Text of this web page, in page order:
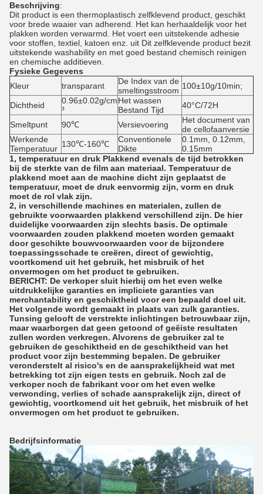
Beschrijving:
Dit product is een thermoplastisch zelfklevend product, geschikt
voor brede waaier van adherend. Het kan herhaaldelijk voor het
plakken worden verwarmd. Het voert een uitstekende adhesie
voor stoffen, textiel, katoen enz. uit Dit zelfklevende product bezit
uitstekende washability en met goed bestand chemisch reinigen
en chemische additieven.
Fysieke Gegevens
Kleur
transparant
De Index van de
smeltingsstroom 100±10g/10min;
Dichtheid
0.96±0.02g/cm
³
Het wassen
Bestand Tijd
40°C/72H
Smeltpunt 90℃ Versievoering
Het document van
de cellofaanversie
Werkende
Temperatuur 130℃-160℃
Conventionele
Dikte
0.1mm, 0.12mm,
0.15mm
1, temperatuur en druk Plakkend evenals de tijd betrokken
bij de sterkte van de film aan materiaal. Temperatuur de
plakkend moet aan de machine dicht zijn geplaatst de
temperatuur, moet de druk eenvormig zijn, vorm en druk
moet de rol vlak zijn.
2, in verschillende machines en materialen, zullen de
gebruikte voorwaarden plakkend verschillend zijn. De hier
duidelijke voorwaarden zijn slechts basis. De optimale
voorwaarden zouden plakkend moeten worden gemaakt
door geschikte bouwvoorwaarden voor de bijzondere
toepassingsschade te creëren, direct of gewichtig,
voortkomend uit het gebruik, het misbruik of het
onvermogen om het product te gebruiken.
BERICHT: De verkoper sluit hierbij om het even welke
uitdrukkelijke garanties en impliciete garanties van
merchantability en geschiktheid voor een bepaald doel uit.
Het volgende wordt gemaakt in plaats van zulk garanties.
Tunsing gelooft de verstrekte inlichtingen betrouwbaar zijn,
maar waarborgen dat geen getoond of geëiste resultaten
zullen worden verkregen. Alvorens de gebruiker zal te
gebruiken de geschiktheid en de geschiktheid van het
product voor zijn bestemming bepalen. De gebruiker
veronderstelt al risico's en de aansprakelijkheid wat met
betrekking tot zijn eigen tests en gebruik. Noch zal de
verkoper noch de fabrikant voor om het even welke
verwonding, verlies of schade aansprakelijk zijn, direct of
gewichtig, voortkomend uit het gebruik, het misbruik of het
onvermogen om het product te gebruiken.
Bedrijfsinformatie